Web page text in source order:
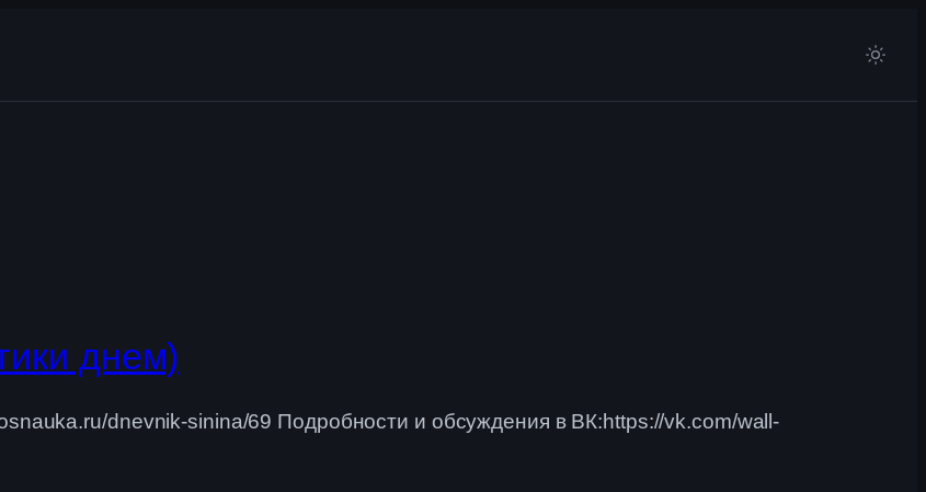
днем)
dnevnik-sinina/69 Подробности и обсуждения в ВК:https://vk.com/wall-